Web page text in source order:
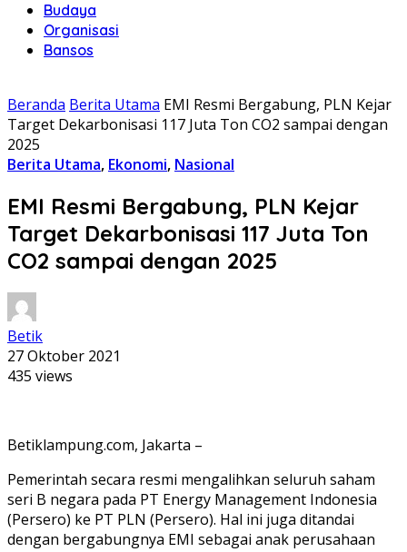
Budaya
Organisasi
Bansos
Beranda Berita Utama EMI Resmi Bergabung, PLN Kejar
Target Dekarbonisasi 117 Juta Ton CO2 sampai dengan
2025
Berita Utama, Ekonomi, Nasional
EMI Resmi Bergabung, PLN Kejar
Target Dekarbonisasi 117 Juta Ton
CO2 sampai dengan 2025
Betik
27 Oktober 2021
435 views
Betiklampung.com, Jakarta –
Pemerintah secara resmi mengalihkan seluruh saham
seri B negara pada PT Energy Management Indonesia
(Persero) ke PT PLN (Persero). Hal ini juga ditandai
dengan bergabungnya EMI sebagai anak perusahaan